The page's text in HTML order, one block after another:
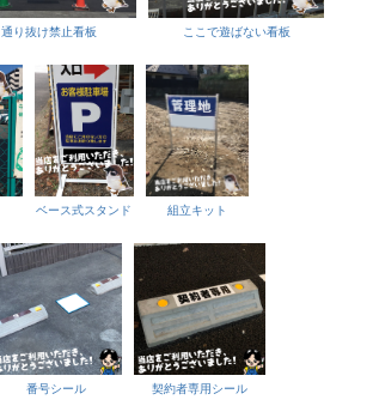
通り抜け禁止看板 ここで遊ばない看板
ベース式スタンド 組立キット
番号シール 契約者専用シール